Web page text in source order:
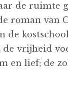
de ruimte
roman van
de
vrijheid
en lief; de